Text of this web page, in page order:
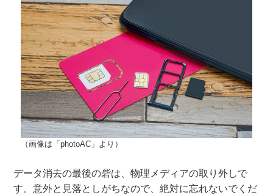
（画像は「photoAC」より）
データ消去の最後の砦は、物理メディアの取り外しで
す。意外と見落としがちなので、絶対に忘れないでくだ